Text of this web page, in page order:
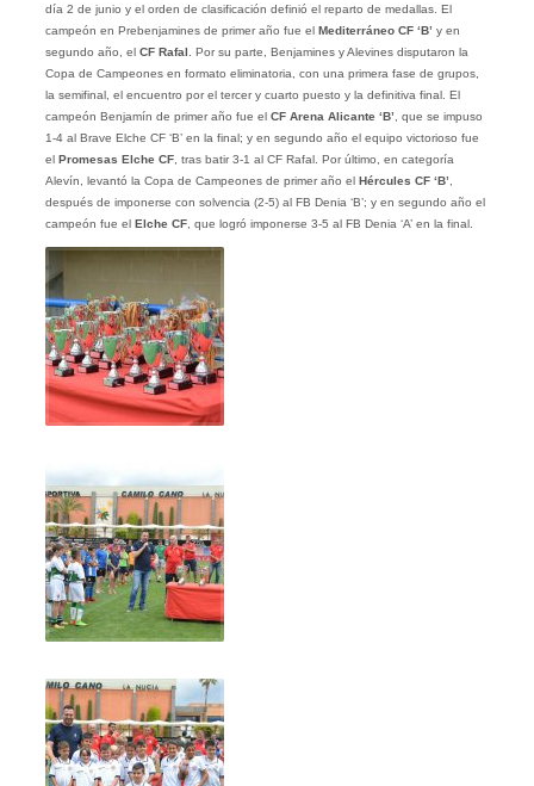
día 2 de junio y el orden de clasificación definió el reparto de medallas. El
campeón en Prebenjamines de primer año fue el
Mediterráneo CF ‘B’ y en
segundo año, el CF Rafal . Por su parte, Benjamines y Alevines disputaron la
Copa de Campeones en formato eliminatoria, con una primera fase de grupos,
la semifinal, el encuentro por el tercer y cuarto puesto y la definitiva final. El
campeón Benjamín de primer año fue el CF Arena Alicante ‘B’, que se impuso
1-4 al Brave Elche CF ‘B’ en la final; y en segundo año el equipo victorioso fue
el
Promesas Elche CF, tras batir 3-1 al CF Rafal. Por último, en categoría
Alevín, levantó la Copa de Campeones de primer año el
Hércules CF ‘B’,
después de imponerse con solvencia (2-5) al FB Denia ‘B’; y en segundo año el
campeón fue el
Elche CF, que logró imponerse 3-5 al FB Denia ‘A’ en la final.